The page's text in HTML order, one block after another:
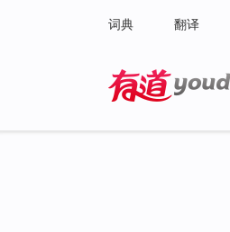
词典 翻译